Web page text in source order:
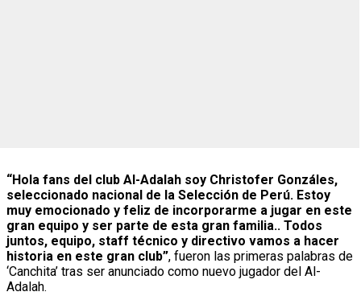
“Hola fans del club Al-Adalah soy Christofer Gonzáles,
seleccionado nacional de la Selección de Perú. Estoy
muy emocionado y feliz de incorporarme a jugar en este
gran equipo y ser parte de esta gran familia.. Todos
juntos, equipo, staff técnico y directivo vamos a hacer
historia en este gran club”, fueron las primeras palabras de
‘Canchita’ tras ser anunciado como nuevo jugador del Al-
Adalah.